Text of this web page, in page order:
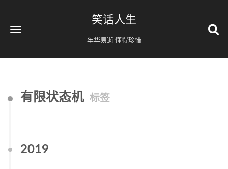
笑话人生
年华易逝 懂得珍惜
有限状态机 标签
2019